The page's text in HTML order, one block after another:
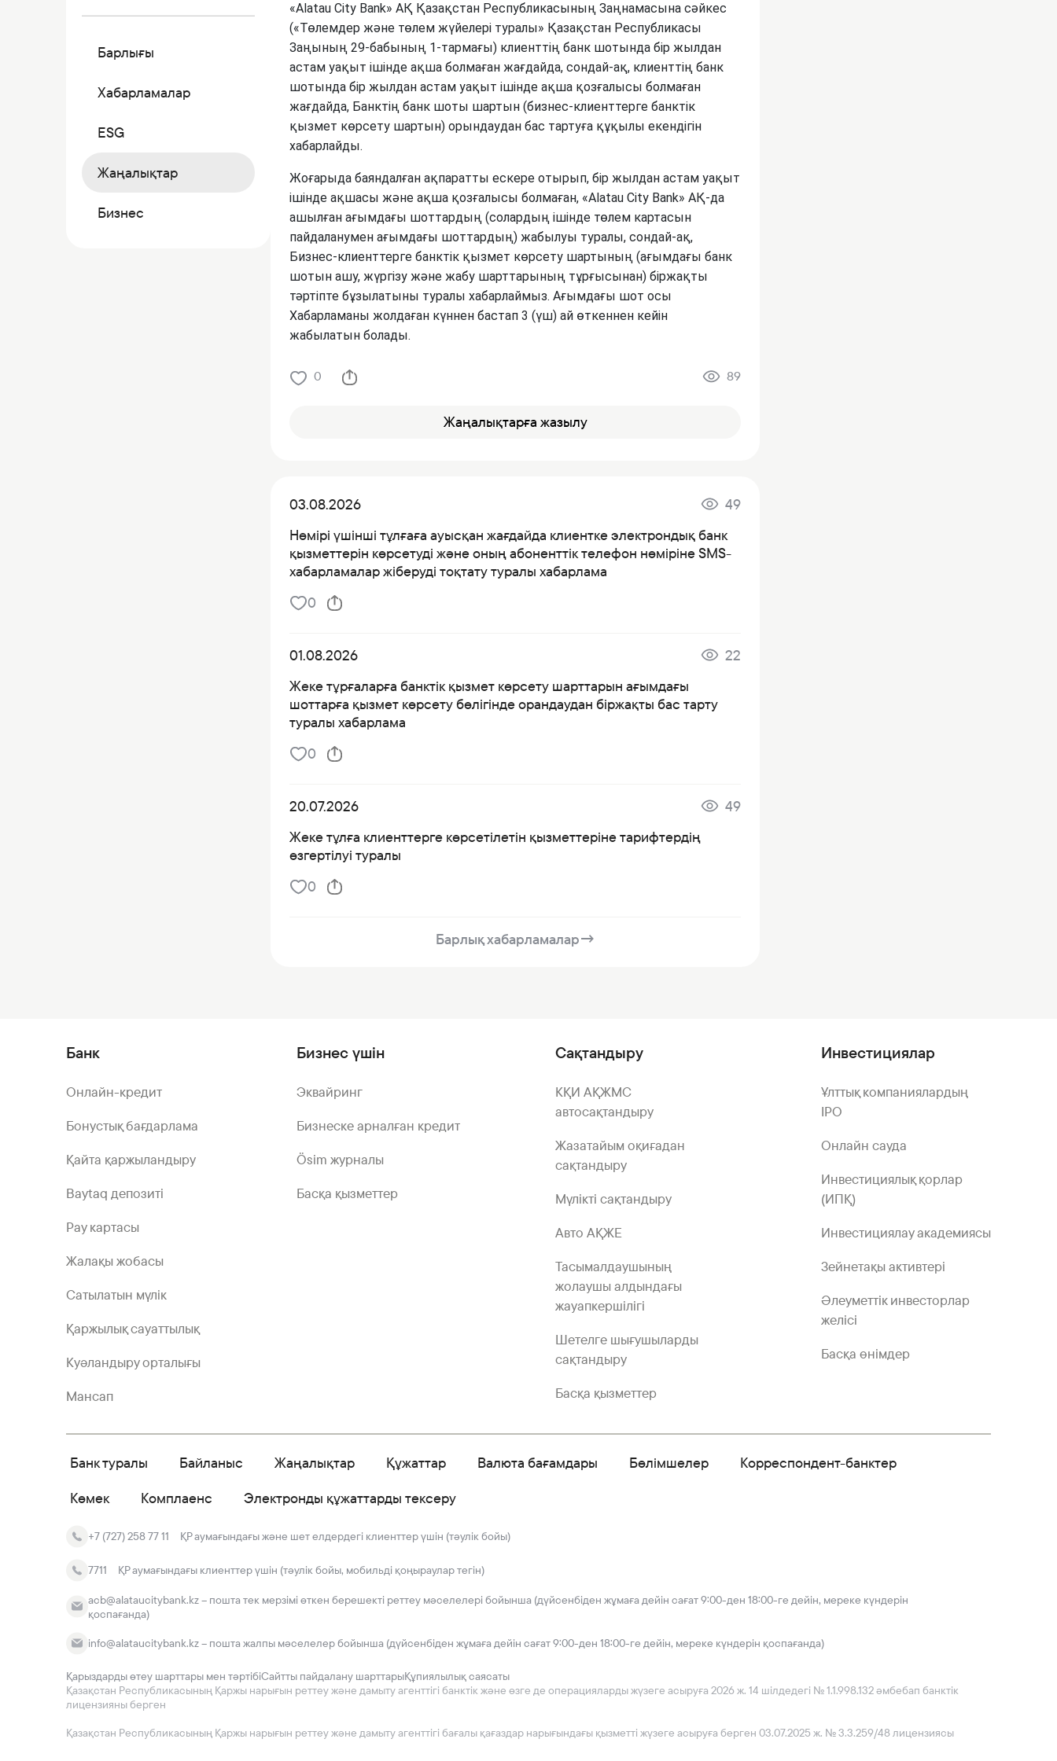
Kaspi QR
Банкте жұмыс істеу
Азаматтарды қабылдау
Барлығы
Хабарламалар
ESG
Жаңалықтар
Бизнес
«Alatau City Bank» АҚ Қазақстан Республикасының Заңнамасына сәйкес
(«Төлемдер және төлем жүйелері туралы» Қазақстан Республикасы
Заңының 29-бабының 1-тармағы) клиенттің банк шотында бір жылдан
астам уақыт ішінде ақша болмаған жағдайда, сондай-ақ, клиенттің банк
шотында бір жылдан астам уақыт ішінде ақша қозғалысы болмаған
жағдайда, Банктің банк шоты шартын (бизнес-клиенттерге банктік
қызмет көрсету шартын) орындаудан бас тартуға құқылы екендігін
хабарлайды.
Жоғарыда баяндалған ақпаратты ескере отырып, бір жылдан астам уақыт
ішінде ақшасы және ақша қозғалысы болмаған, «Alatau City Bank» АҚ-да
ашылған ағымдағы шоттардың (солардың ішінде төлем картасын
пайдаланумен ағымдағы шоттардың) жабылуы туралы, сондай-ақ,
Бизнес-клиенттерге банктік қызмет көрсету шартының (ағымдағы банк
шотын ашу, жүргізу және жабу шарттарының тұрғысынан) біржақты
тәртіпте бұзылатыны туралы хабарлаймыз. Ағымдағы шот осы
Хабарламаны жолдаған күннен бастап 3 (үш) ай өткеннен кейін
жабылатын болады.
0 89
Жаңалықтарға жазылу
03.08.2026
49
Нөмірі үшінші тұлғаға ауысқан жағдайда клиентке электрондық банк
қызметтерін көрсетуді және оның абоненттік телефон нөміріне SMS-
хабарламалар жіберуді тоқтату туралы хабарлама
0
01.08.2026
22
Жеке тұрғаларға банктік қызмет көрсету шарттарын ағымдағы
шоттарға қызмет көрсету бөлігінде орандаудан біржақты бас тарту
туралы хабарлама
0
20.07.2026
49
Жеке тұлға клиенттерге көрсетілетін қызметтеріне тарифтердің
өзгертілуі туралы
0
Барлық хабарламалар→
Банк
Онлайн-кредит
Бонустық бағдарлама
Қайта қаржыландыру
Baytaq депозиті
Pay картасы
Жалақы жобасы
Сатылатын мүлік
Қаржылық сауаттылық
Куәландыру орталығы
Мансап
Бизнес үшін
Эквайринг
Бизнеске арналған кредит
Ösim журналы
Басқа қызметтер
Сақтандыру
КҚИ АҚЖМС
автосақтандыру
Жазатайым оқиғадан
сақтандыру
Мүлікті сақтандыру
Авто АҚЖЕ
Тасымалдаушының
жолаушы алдындағы
жауапкершілігі
Шетелге шығушыларды
сақтандыру
Басқа қызметтер
Инвестициялар
Ұлттық компаниялардың
IPO
Онлайн сауда
Инвестициялық қорлар
(ИПҚ)
Инвестициялау академиясы
Зейнетақы активтері
Әлеуметтік инвесторлар
желісі
Басқа өнімдер
Банк туралы Байланыс Жаңалықтар Құжаттар Валюта бағамдары Бөлімшелер
Корреспондент-банктер
Көмек
Комплаенс Электронды құжаттарды тексеру
+7 (727) 258 77 11 ҚР аумағындағы және шет елдердегі клиенттер үшін (тәулік бойы)
7711 ҚР аумағындағы клиенттер үшін (тәулік бойы, мобильді қоңыраулар тегін)
acb@alataucitybank.kz – пошта тек мерзімі өткен берешекті реттеу мәселелері бойынша (дүйсенбіден жұмаға дейін сағат 9:00-ден 18:00-ге дейін, мереке күндерін
қоспағанда)
info@alataucitybank.kz – пошта жалпы мәселелер бойынша (дүйсенбіден жұмаға дейін сағат 9:00-ден 18:00-ге дейін, мереке күндерін қоспағанда)
Қазақстан Республикасының Қаржы нарығын реттеу және дамыту агенттігі банктік және өзге де операцияларды жүзеге асыруға 2026 ж. 14 шілдедегі № 1.1.998.132 әмбебап банктік
лицензияны берген
Қазақстан Республикасының Қаржы нарығын реттеу және дамыту агенттігі бағалы қағаздар нарығындағы қызметті жүзеге асыруға берген 03.07.2025 ж. № 3.3.259/48 лицензиясы
Қарыздарды өтеу шарттары мен тәртібіСайтты пайдалану шарттарыҚұпиялылық саясаты